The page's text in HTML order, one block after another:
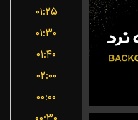
۰۱:۲۵
۰۱:۳۰
۰۱:۴۰
۰۲:۰۰
۰۰:۰۰